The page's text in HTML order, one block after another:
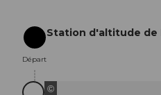
Départ
Départ
Station d'altitude de
©